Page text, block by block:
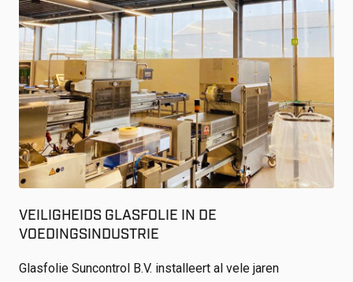
VEILIGHEIDS GLASFOLIE IN DE
VOEDINGSINDUSTRIE
Glasfolie Suncontrol B.V. installeert al vele jaren